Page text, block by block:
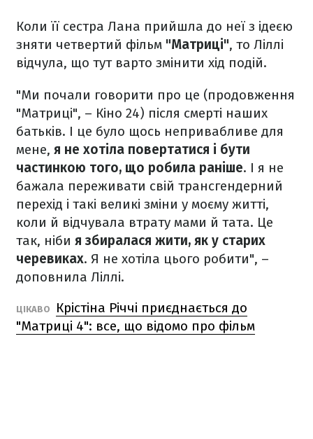
Коли її сестра Лана прийшла до неї з ідеєю
зняти четвертий фільм "Матриці", то Ліллі
відчула, що тут варто змінити хід подій.
"Ми почали говорити про це (продовження
"Матриці", – Кіно 24) після смерті наших
батьків. І це було щось непривабливе для
мене, я не хотіла повертатися і бути
частинкою того, що робила раніше. І я не
бажала переживати свій трансгендерний
перехід і такі великі зміни у моєму житті,
коли й відчувала втрату мами й тата. Це
так, ніби я збиралася жити, як у старих
черевиках. Я не хотіла цього робити", –
доповнила Ліллі.
ЦІКАВО
Крістіна Річчі приєднається до
"Матриці 4": все, що відомо про фільм